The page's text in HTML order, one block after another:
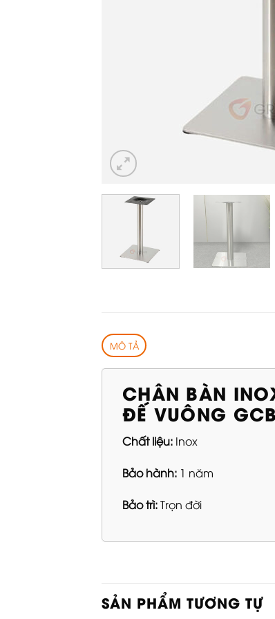
MÔ TẢ
CHÂN BÀN
ĐẾ VUÔNG
Chất liệu: Inox
Bảo hành: 1 năm
Bảo trì:Trọn đời
SẢN PHẨM TƯƠNG TỰ